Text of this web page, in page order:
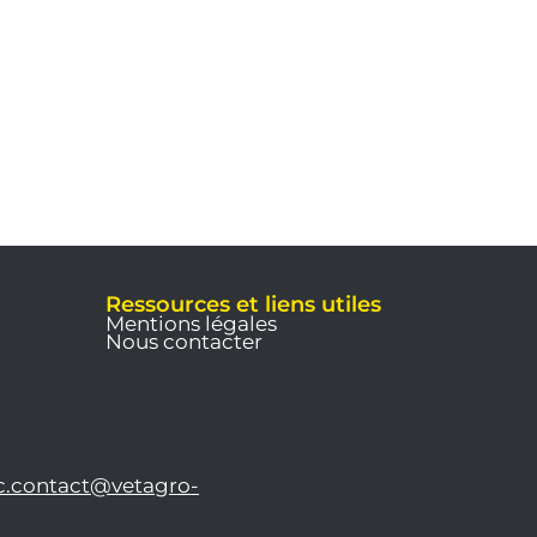
Ressources et liens utiles
Mentions légales
Nous contacter